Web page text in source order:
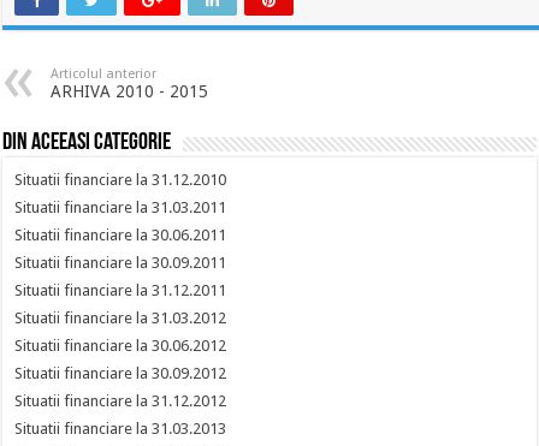
Articolul anterior
ARHIVA 2010 - 2015
Din aceeasi categorie
Situatii financiare la 31.12.2010
Situatii financiare la 31.03.2011
Situatii financiare la 30.06.2011
Situatii financiare la 30.09.2011
Situatii financiare la 31.12.2011
Situatii financiare la 31.03.2012
Situatii financiare la 30.06.2012
Situatii financiare la 30.09.2012
Situatii financiare la 31.12.2012
Situatii financiare la 31.03.2013